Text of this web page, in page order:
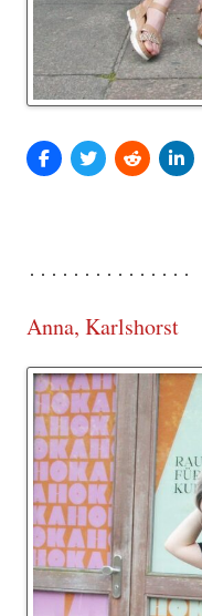
Anna, Karlshorst